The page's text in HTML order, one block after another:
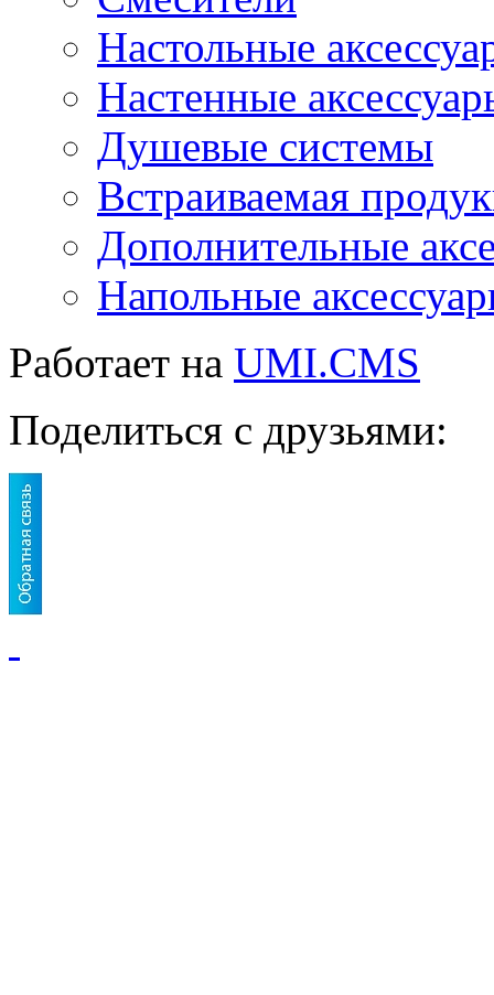
Настольные
Настенные
Душевые системы
Встраиваемая
Дополнительные
Напольные
Работает на UMI.CMS
Поделиться с друзьями: